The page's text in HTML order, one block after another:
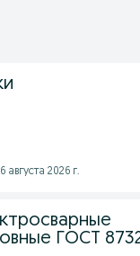
2026 г.
ГОСТ